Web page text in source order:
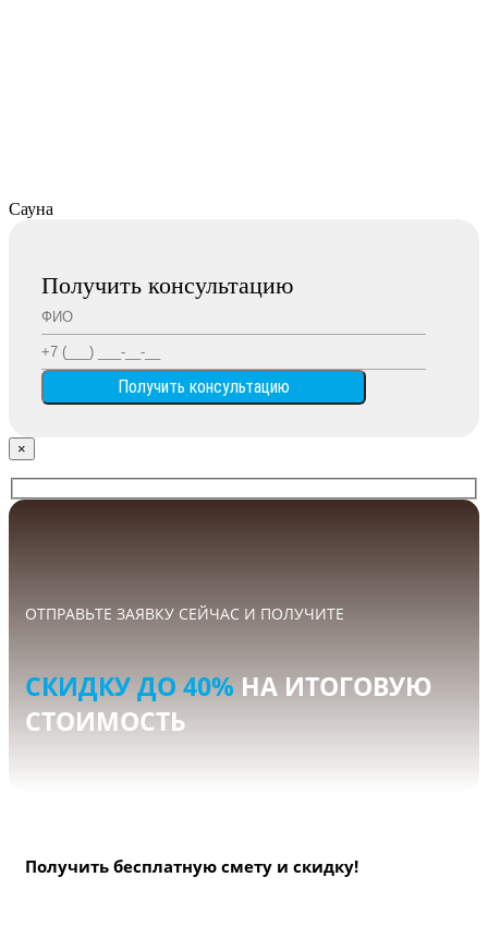
Сауна
Получить консультацию
×
ОТПРАВЬТЕ ЗАЯВКУ СЕЙЧАС И ПОЛУЧИТЕ
СКИДКУ ДО 40% НА ИТОГОВУЮ
СТОИМОСТЬ
Получить бесплатную смету и скидку!